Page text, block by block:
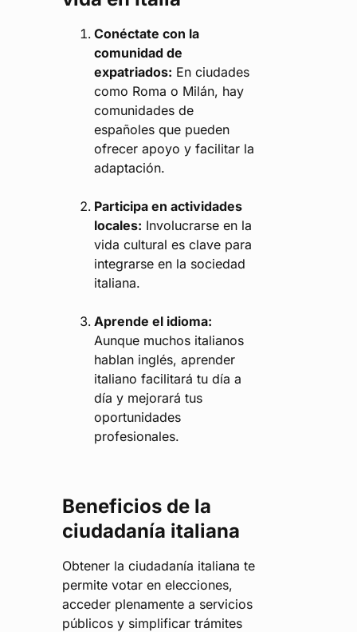
Conéctate con la
comunidad de
expatriados: En ciudades
como Roma o Milán, hay
comunidades de
españoles que pueden
ofrecer apoyo y facilitar la
adaptación.
Participa en actividades
locales: Involucrarse en la
vida cultural es clave para
integrarse en la sociedad
italiana.
Aprende el idioma:
Aunque muchos italianos
hablan inglés, aprender
italiano facilitará tu día a
día y mejorará tus
oportunidades
profesionales​.
Beneficios de la
ciudadanía italiana
Obtener la ciudadanía italiana te
permite votar en elecciones,
acceder plenamente a servicios
públicos y simplificar trámites